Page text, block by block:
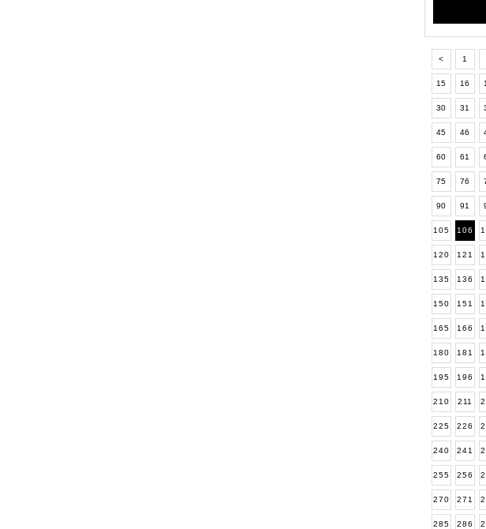
< 1
15 16
30 31
45 46
60 61
75 76
90 91
105 106
120 121
135 136
150 151
165 166
180 181
195 196
210 211
225 226
240 241
255 256
270 271
285 286